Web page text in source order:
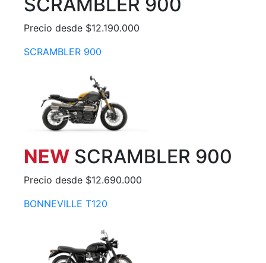
Precio desde $12.190.000
SCRAMBLER 900
NEW SCRAMBLER 900
Precio desde $12.690.000
BONNEVILLE T120